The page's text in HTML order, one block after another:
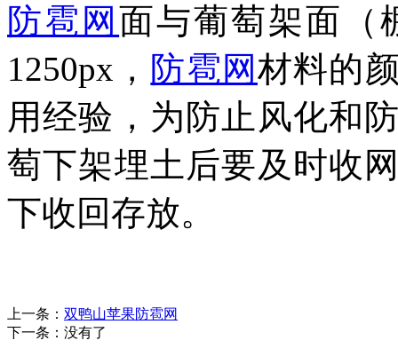
防雹网面与葡萄架面（
1250px ， 防雹网材料的
用经验，为防止风化和
萄下架埋土后要及时收
下收回存放。
上一条： 双鸭山苹果防雹网
下一条：没有了